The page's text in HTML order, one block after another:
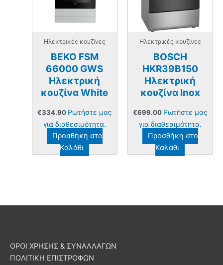
Ηλεκτρικές κουζίνες
BEKO FSM
66000 GWS
Ηλεκτρική
κουζίνα White
€334.90 Ρωτήστε μας
για διαθεσιμότητα.
Προσθήκη στο
Καλάθι
Ηλεκτρικές κουζίνες
BOSCH
HKR39B150
Ηλεκτρική
κουζίνα Inox
€699.00 Ρωτήστε μας
για διαθεσιμότητα.
Προσθήκη στο
Καλάθι
ΟΡΟΙ ΧΡΗΣΗΣ & ΣΥΝΑΛΛΑΓΩΝ
ΠΟΛΙΤΙΚΗ ΕΠΙΣΤΡΟΦΩΝ